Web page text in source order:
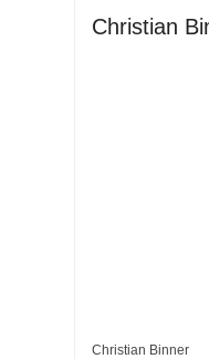
Christian
Christian Binner